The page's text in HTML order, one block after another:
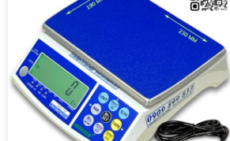
Cân Điện Tử Gia Phát miễn
cân sầu riêng tận vựa định kỳ